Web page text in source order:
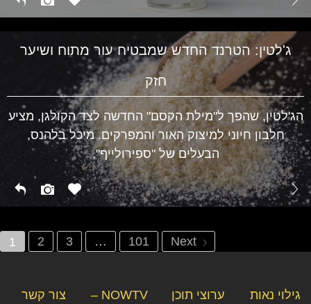
ג'לטין: הטרנד החדש שמבטיח עור מתוח ושיער
חזק
הג'לטין, שהפך ל"מילת הקסם" החדשה לצד הקולגן, מציע
חלבון חיוני למיצוק האור והמפרקים. מיכל בלהנס,
הבעלים של "ספירולייף",
… 101 Next
צור קשר
NOWTV –
ערוצי תוכן גילוי נאות